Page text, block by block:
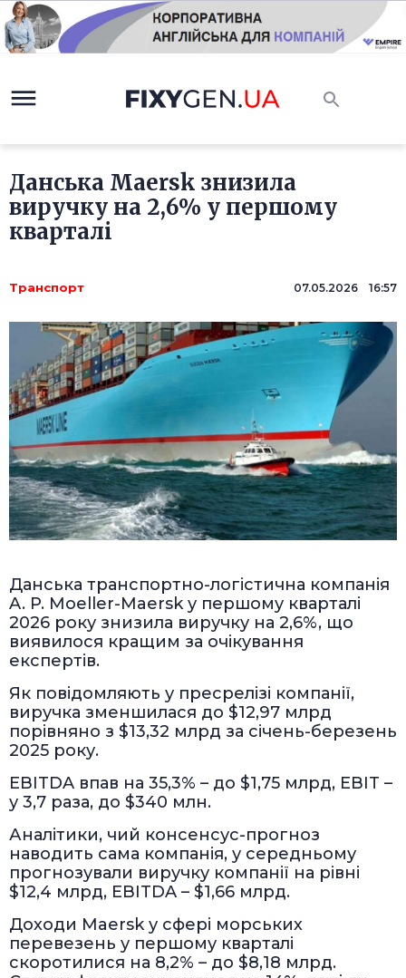
Данська Maersk знизила
виручку на 2,6% у першому
кварталі
Транспорт 07.05.2026 16:57
Данська транспортно-логістична компанія
A. P. Moeller-Maersk у першому кварталі
2026 року знизила виручку на 2,6%, що
виявилося кращим за очікування
експертів.
Як повідомляють у пресрелізі компанії,
виручка зменшилася до $12,97 млрд
порівняно з $13,32 млрд за січень-березень
2025 року.
EBITDA впав на 35,3% – до $1,75 млрд, EBIT –
у 3,7 раза, до $340 млн.
Аналітики, чий консенсус-прогноз
наводить сама компанія, у середньому
прогнозували виручку компанії на рівні
$12,4 млрд, EBITDA – $1,66 млрд.
Доходи Maersk у сфері морських
перевезень у першому кварталі
скоротилися на 8,2% – до $8,18 млрд.